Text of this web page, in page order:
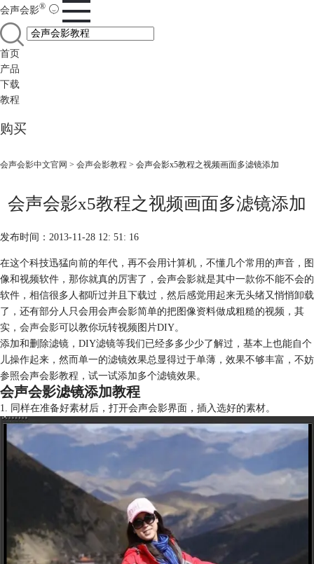
会声会影®
首页
产品
下载
教程
购买
会声会影中文官网 > 会声会影教程 > 会声会影x5教程之视频画面多滤镜添加
会声会影x5教程之视频画面多滤镜添加
发布时间：2013-11-28 12: 51: 16
在这个科技迅猛向前的年代，再不会用计算机，不懂几个常用的声音，图
像和视频软件，那你就真的厉害了，会声会影就是其中一款你不能不会的
软件，相信很多人都听过并且下载过，然后感觉用起来无头绪又悄悄卸载
了，还有部分人只会用会声会影简单的把图像资料做成粗糙的视频，其
实， 会声会影可以教你玩转视频图片DIY。
添加和删除滤镜，DIY滤镜等我们已经多多少少了解过，基本上也能自个
儿操作起来，然而单一的滤镜效果总显得过于单薄，效果不够丰富，不妨
参照会声会影教程，试一试添加多个滤镜效果。
会声会影滤镜添加教程
1. 同样在准备好素材后，打开会声会影界面，插入选好的素材。